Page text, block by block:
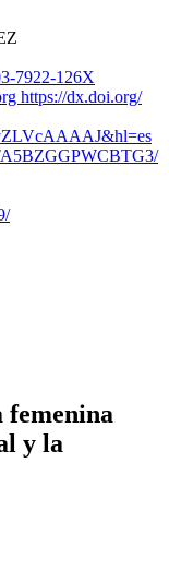
femenina
y la